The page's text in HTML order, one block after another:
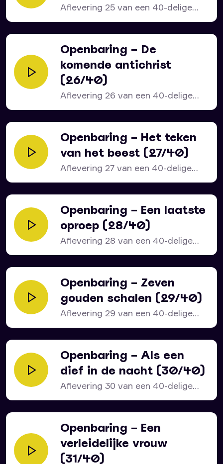
Aflevering 25 van een 40-delige
serie over het bijbelboek...
Openbaring – De
komende antichrist
(26/40)
Aflevering 26 van een 40-delige
serie over het bijbelboek...
Openbaring – Het teken
van het beest (27/40)
Aflevering 27 van een 40-delige
serie over het bijbelboek...
Openbaring – Een laatste
oproep (28/40)
Aflevering 28 van een 40-delige
serie over het bijbelboek...
Openbaring – Zeven
gouden schalen (29/40)
Aflevering 29 van een 40-delige
serie over het bijbelboek...
Openbaring – Als een
dief in de nacht (30/40)
Aflevering 30 van een 40-delige
serie over het bijbelboek...
Openbaring – Een
verleidelijke vrouw
(31/40)